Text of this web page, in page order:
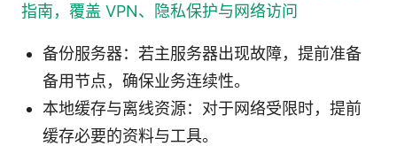
指南，覆盖 VPN、隐私保护与网络访问
备份服务器：若主服务器出现故障，提前准备
备用节点，确保业务连续性。
本地缓存与离线资源：对于网络受限时，提前
缓存必要的资料与工具。